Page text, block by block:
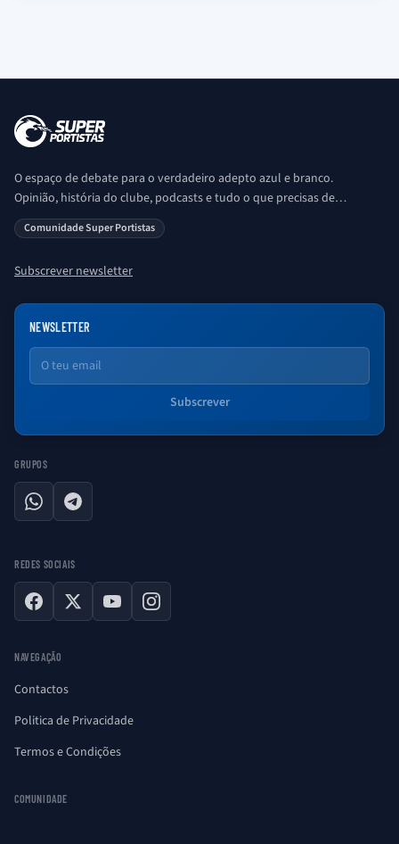
O espaço de debate para o verdadeiro adepto azul e branco.
Opinião, história do clube, podcasts e tudo o que precisas de
saber sobre o universo Porto. Ser Porto é aqui!
Comunidade Super Portistas
Subscrever newsletter
NEWSLETTER
Email
Subscrever
GRUPOS
WhatsAppTelegram
REDES SOCIAIS
Facebook
X YouTubeInstagram
NAVEGAÇÃO
Contactos
Politica de Privacidade
Termos e Condições
COMUNIDADE